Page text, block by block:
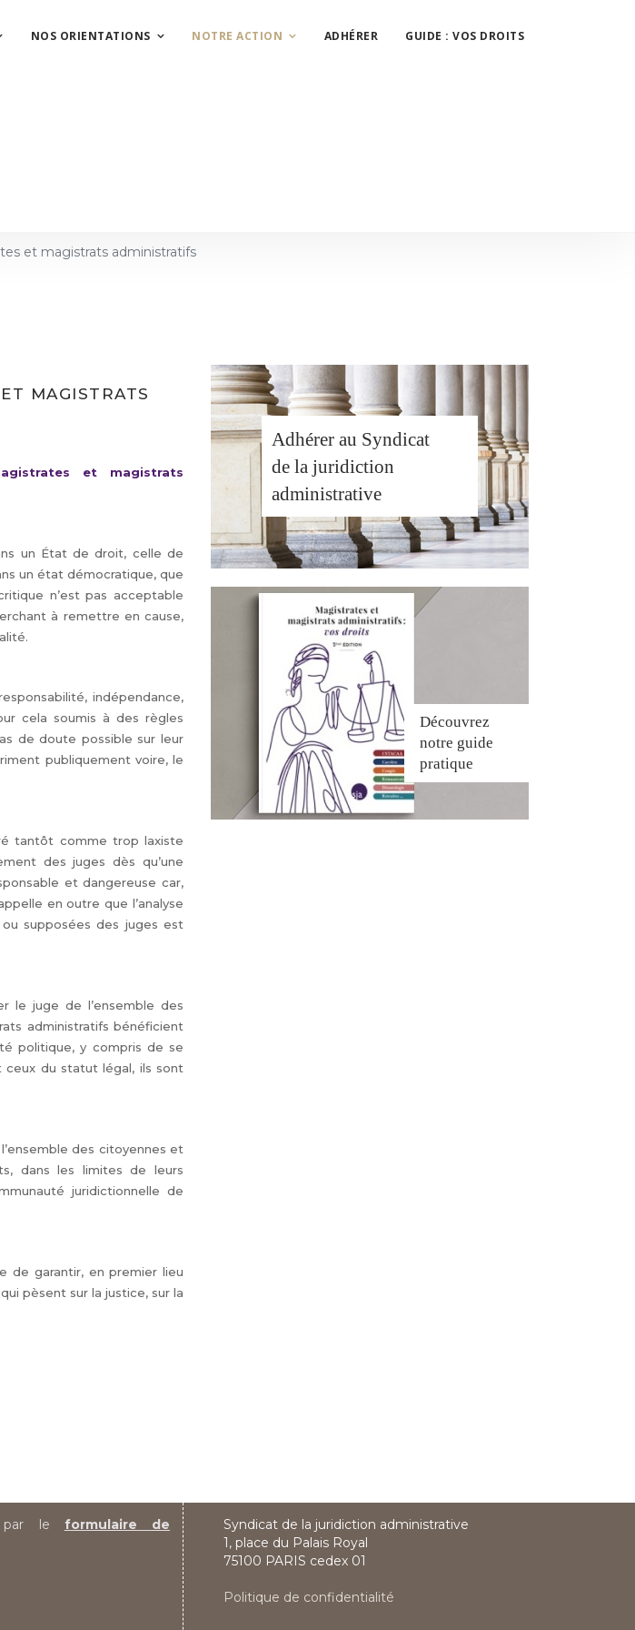
NOS ORIENTATIONS NOTRE ACTION ADHÉRER GUIDE : VOS DROITS
et magistrats administratifs
MAGISTRATS
et magistrats
un État de droit, celle de
un état démocratique, que
n’est pas acceptable
à remettre en cause,
indépendance,
cela soumis à des règles
de doute possible sur leur
publiquement voire, le
tantôt comme trop laxiste
des juges dès qu’une
et dangereuse car,
en outre que l’analyse
supposées des juges est
le juge de l’ensemble des
administratifs bénéficient
politique, y compris de se
ceux du statut légal, ils sont
des citoyennes et
dans les limites de leurs
juridictionnelle de
de garantir, en premier lieu
pèsent sur la justice, sur la
Adhérer au Syndicat
de la juridiction
administrative
Découvrez
notre guide
pratique
par le formulaire de
Syndicat de la juridiction administrative
1, place du Palais Royal
75100 PARIS cedex 01
Politique de confidentialité